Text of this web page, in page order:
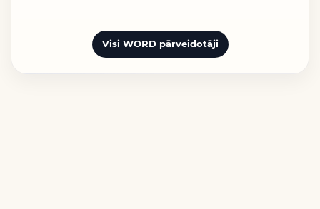
Visi WORD pārveidotāji